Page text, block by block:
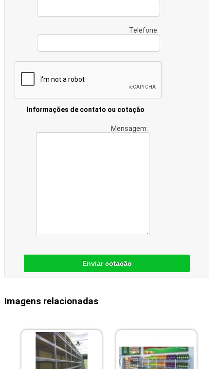
Telefone:
Informações de contato ou cotação
Mensagem:
Enviar cotação
Imagens relacionadas